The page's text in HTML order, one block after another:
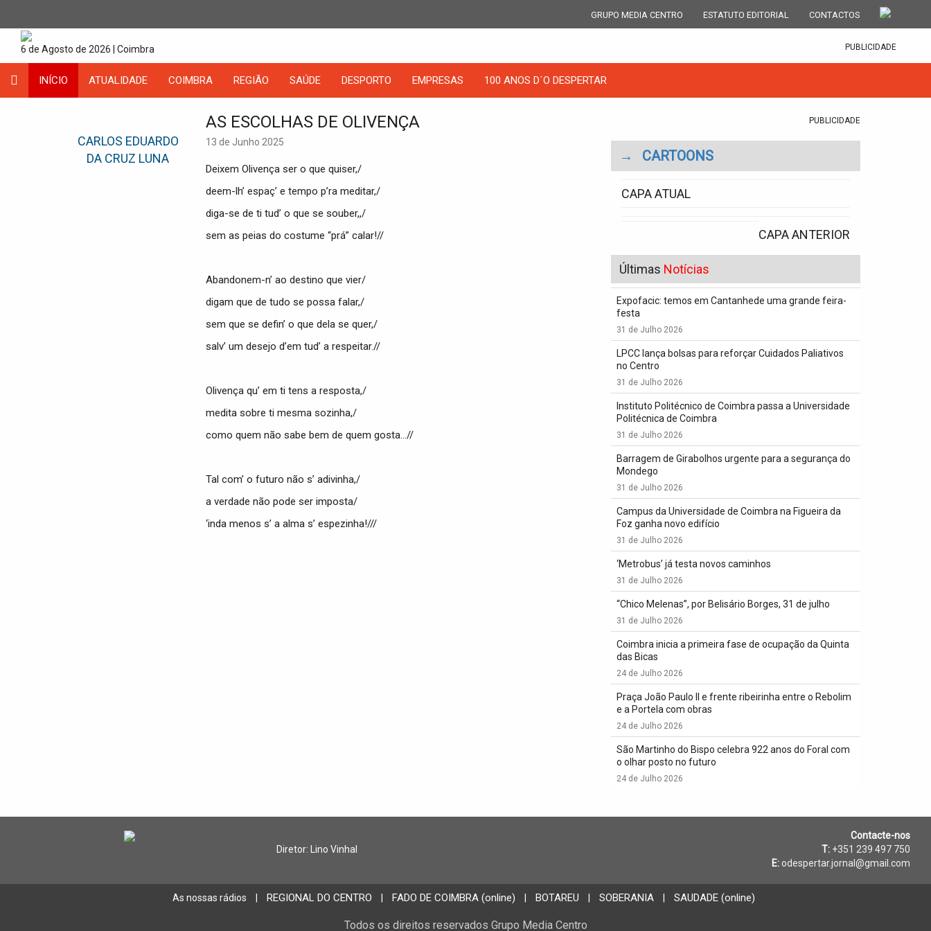
GRUPO MEDIA CENTRO ESTATUTO EDITORIAL CONTACTOS
6 de Agosto de 2026 | Coimbra PUBLICIDADE
INÍCIO ATUALIDADE COIMBRA REGIÃO SAÚDE DESPORTO EMPRESAS 100 ANOS D´O DESPERTAR
CARLOS EDUARDO
DA CRUZ LUNA
AS ESCOLHAS DE OLIVENÇA
13 de Junho 2025
Deixem Olivença ser o que quiser,/
deem-lh’ espaç’ e tempo p’ra meditar,/
diga-se de ti tud’ o que se souber,,/
sem as peias do costume “prá” calar!//
Abandonem-n’ ao destino que vier/
digam que de tudo se possa falar,/
sem que se defin’ o que dela se quer,/
salv’ um desejo d’em tud’ a respeitar.//
Olivença qu’ em ti tens a resposta,/
medita sobre ti mesma sozinha,/
como quem não sabe bem de quem gosta…//
Tal com’ o futuro não s’ adivinha,/
a verdade não pode ser imposta/
‘inda menos s’ a alma s’ espezinha!///
PUBLICIDADE
→ CARTOONS
CAPA ATUAL
CAPA ANTERIOR
Últimas Notícias
Expofacic: temos em Cantanhede uma grande feira-
festa
31 de Julho 2026
LPCC lança bolsas para reforçar Cuidados Paliativos
no Centro
31 de Julho 2026
Instituto Politécnico de Coimbra passa a Universidade
Politécnica de Coimbra
31 de Julho 2026
Barragem de Girabolhos urgente para a segurança do
Mondego
31 de Julho 2026
Campus da Universidade de Coimbra na Figueira da
Foz ganha novo edifício
31 de Julho 2026
‘Metrobus’ já testa novos caminhos
31 de Julho 2026
“Chico Melenas”, por Belisário Borges, 31 de julho
31 de Julho 2026
Coimbra inicia a primeira fase de ocupação da Quinta
das Bicas
24 de Julho 2026
Praça João Paulo II e frente ribeirinha entre o Rebolim
e a Portela com obras
24 de Julho 2026
São Martinho do Bispo celebra 922 anos do Foral com
o olhar posto no futuro
24 de Julho 2026
Diretor: Lino Vinhal
Contacte-nos
T: +351 239 497 750
E: odespertar.jornal@gmail.com
As nossas rádios REGIONAL DO CENTRO FADO DE COIMBRA (online) BOTAREU SOBERANIA SAUDADE (online)
Todos os direitos reservados Grupo Media Centro